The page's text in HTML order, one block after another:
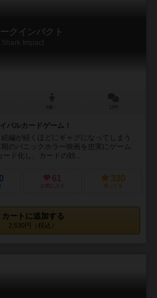
クインパクト
Shark Impact
バルカードゲーム！
編が続くほどにギャグになってしまう
期のパニックホラー映画を忠実にゲーム
ド化し、カードの効...
61
お気に入り
330
持ってる
カートに追加する
2,530円（税込）